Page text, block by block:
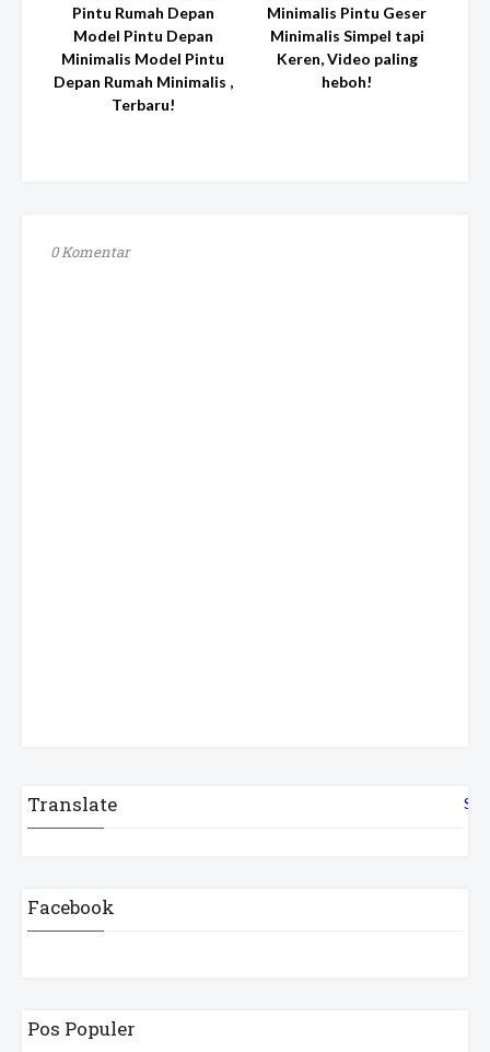
Pintu Rumah Depan
Model Pintu Depan
Minimalis Model Pintu
Depan Rumah Minimalis ,
Terbaru!
Minimalis Pintu Geser
Minimalis Simpel tapi
Keren, Video paling
heboh!
0 Komentar
Translate
Facebook
Pos Populer